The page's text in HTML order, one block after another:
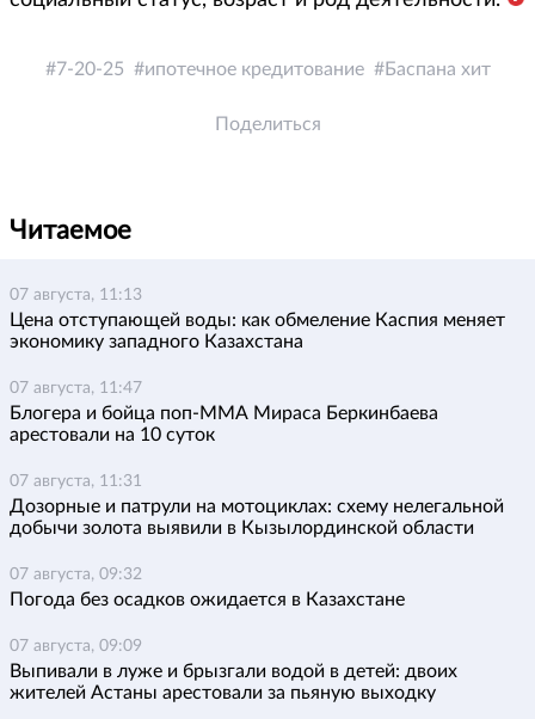
7-20-25 ипотечное кредитование Баспана хит
Поделиться
Читаемое
07 августа, 11:13
Цена отступающей воды: как обмеление Каспия меняет
экономику западного Казахстана
07 августа, 11:47
Блогера и бойца поп-ММА Мираса Беркинбаева
арестовали на 10 суток
07 августа, 11:31
Дозорные и патрули на мотоциклах: схему нелегальной
добычи золота выявили в Кызылординской области
07 августа, 09:32
Погода без осадков ожидается в Казахстане
07 августа, 09:09
Выпивали в луже и брызгали водой в детей: двоих
жителей Астаны арестовали за пьяную выходку